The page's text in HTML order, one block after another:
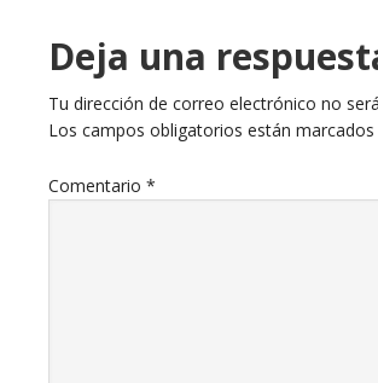
Deja una
Tu dirección de correo electrónico no
Los campos obligatorios están marcados
Comentario *